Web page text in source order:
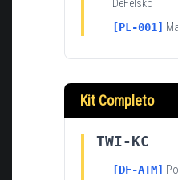
DeFelsko
[PL-001]
Kit Completo
TWI-KC
[DF-ATM]